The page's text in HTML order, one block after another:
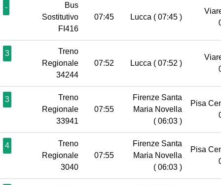
-
Bus
Sostitutivo
FI416
07:45 Lucca ( 07:45 )
3
Treno
Regionale
34244
07:52 Lucca ( 07:52 )
3
Treno
Regionale
33941
07:55
Firenze Santa
Maria Novella
( 06:03 )
Pisa
4
Treno
Regionale
3040
07:55
Firenze Santa
Maria Novella
( 06:03 )
Pisa